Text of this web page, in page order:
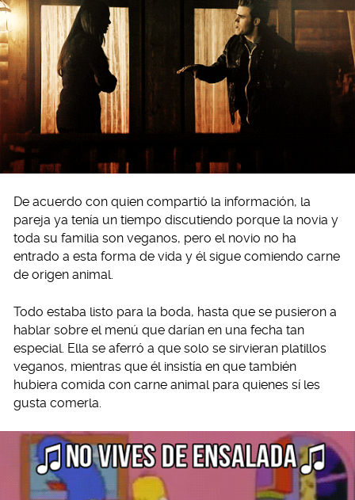
De acuerdo con quien compartió la información, la
pareja ya tenía un tiempo discutiendo porque la novia y
toda su familia son veganos, pero el novio no ha
entrado a esta forma de vida y él sigue comiendo carne
de origen animal.
Todo estaba listo para la boda, hasta que se pusieron a
hablar sobre el menú que darían en una fecha tan
especial. Ella se aferró a que solo se sirvieran platillos
veganos, mientras que él insistía en que también
hubiera comida con carne animal para quienes sí les
gusta comerla.